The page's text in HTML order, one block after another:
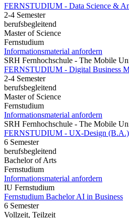
FERNSTUDIUM - Data Science &
2-4 Semester
berufsbegleitend
Master of Science
Fernstudium
Informationsmaterial anfordern
SRH Fernhochschule - The Mobile
FERNSTUDIUM - Digital Business
2-4 Semester
berufsbegleitend
Master of Science
Fernstudium
Informationsmaterial anfordern
SRH Fernhochschule - The Mobile
FERNSTUDIUM - UX-Design (B.A.)
6 Semester
berufsbegleitend
Bachelor of Arts
Fernstudium
Informationsmaterial anfordern
IU Fernstudium
Fernstudium Bachelor AI in Business
6 Semester
Vollzeit, Teilzeit